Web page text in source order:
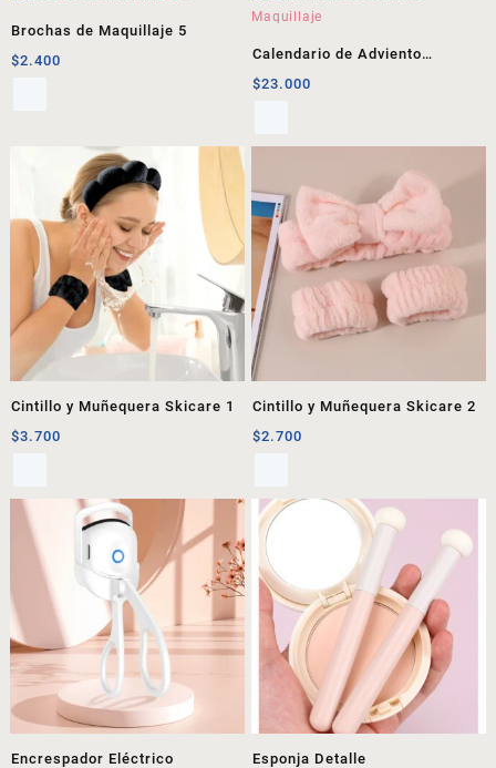
Brochas de Maquillaje 5
$2.400
Calendario de Adviento
Maquillaje
$23.000
Cintillo y Muñequera Skicare 1
$3.700
Cintillo y Muñequera Skicare 2
$2.700
Encrespador Eléctrico
Esponja Detalle